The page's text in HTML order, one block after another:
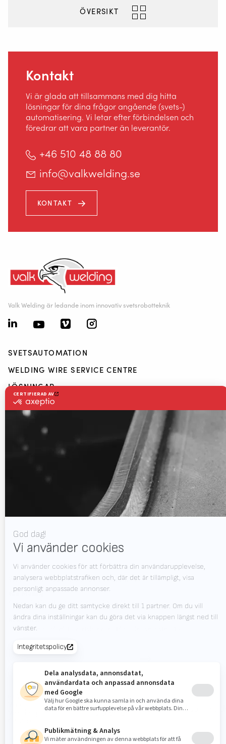
(Mån. till fre. från kl. 7.00-23.00)
ÖVERSIKT
Kontakt
Vi är glada att tillsammans med dig hitta
lösningar för dina frågor angående (svets-)
automatisering. Vi letar efter förbindelsen och
föredrar att vara partner än leverantör.
+46 510 48 88 80
info@valkwelding.se
KONTAKT
Valk Welding är ledande inom innovativ svetsrobotteknik
SVETSAUTOMATION
WELDING WIRE SERVICE CENTRE
LÖSNINGAR
RWAAS
Nedladdningar
Kontakt
Nyheter
Jobb
Utställning kalender
VILL DU HÅLLA DIG UPPDATERAD?
Valk Mailing
Klicka här för att prenumerera på Valk Mailing
Newsletter
Prenumerera på vårt nyhetsbrev och få all den senaste infon.
© 2026
Disclaimer Privacy
Statement Uppförandekod
door Census